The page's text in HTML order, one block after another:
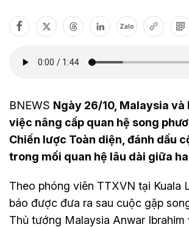
Zalo
BNEWS Ngày 26/10, Malaysia và
việc nâng cấp quan hệ song
Chiến lược Toàn diện, đánh dấu
trong mối quan hệ lâu dài giữa
Theo phóng viên TTXVN tại Kuala
báo được đưa ra sau cuộc gặp
Thủ tướng Malaysia Anwar